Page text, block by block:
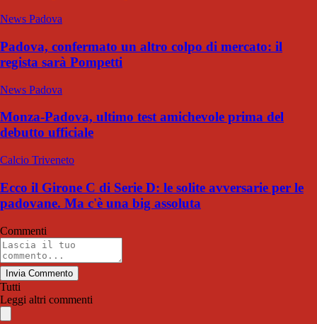
News Padova
Padova, confermato un altro colpo di mercato: il
regista sarà Pompetti
News Padova
Monza-Padova, ultimo test amichevole prima del
debutto ufficiale
Calcio Triveneto
Ecco il Girone C di Serie D: le solite avversarie per le
padovane. Ma c'è una big assoluta
Commenti
Invia Commento
Tutti
Leggi altri commenti